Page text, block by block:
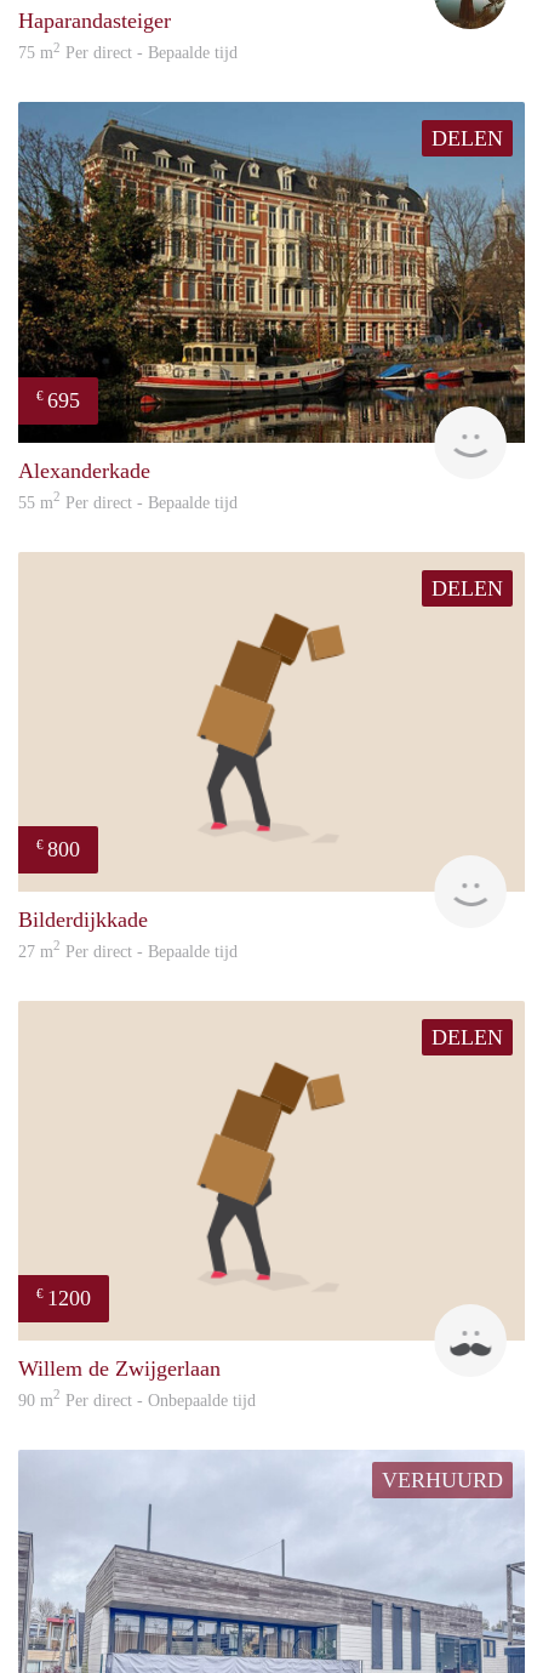
Haparandasteiger
75 m2 Per direct - Bepaalde tijd
DELEN
€ 695
Dick
Alexanderkade
55 m2 Per direct - Bepaalde tijd
DELEN
€ 800
Bilderdijkkade
27 m2 Per direct - Bepaalde tijd
DELEN
€ 1200
Willem de Zwijgerlaan
90 m2 Per direct - Onbepaalde tijd
VERHUURD